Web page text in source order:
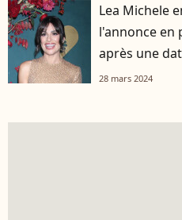
Lea Michele
l'annonce en
après une
28 mars 2024